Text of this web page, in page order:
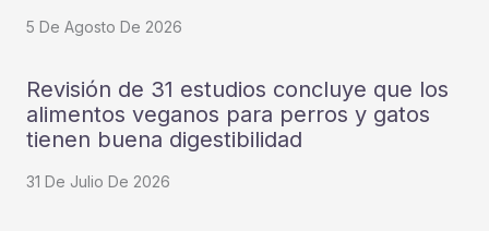
5 De Agosto De 2026
Revisión de 31 estudios concluye que los
alimentos veganos para perros y gatos
tienen buena digestibilidad
31 De Julio De 2026